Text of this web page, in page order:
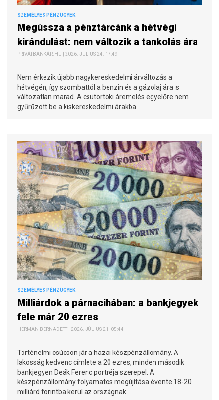
SZEMÉLYES PÉNZÜGYEK
Megússza a pénztárcánk a hétvégi
kirándulást: nem változik a tankolás ára
PRIVÁTBANKÁR.HU | 2026. JÚLIUS 24. 17:49
Nem érkezik újabb nagykereskedelmi árváltozás a
hétvégén, így szombattól a benzin és a gázolaj ára is
változatlan marad. A csütörtöki áremelés egyelőre nem
gyűrűzött be a kiskereskedelmi árakba.
SZEMÉLYES PÉNZÜGYEK
Milliárdok a párnacihában: a bankjegyek
fele már 20 ezres
HERMAN BERNADETT | 2026. JÚLIUS 21. 05:44
Történelmi csúcson jár a hazai készpénzállomány. A
lakosság kedvenc címlete a 20 ezres, minden második
bankjegyen Deák Ferenc portréja szerepel. A
készpénzállomány folyamatos megújítása évente 18-20
milliárd forintba kerül az országnak.